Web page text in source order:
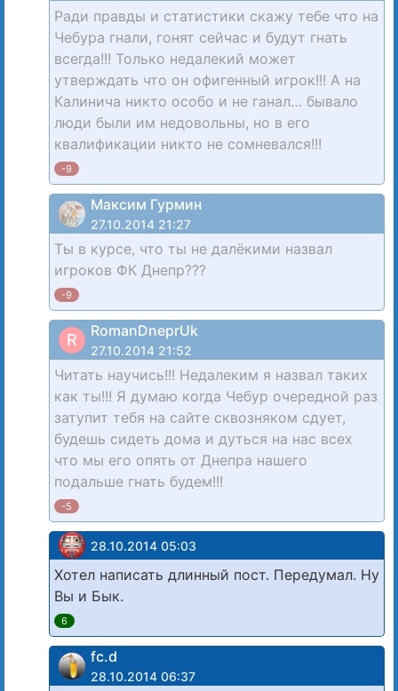
Ради правды и статистики скажу тебе что на
Чебура гнали, гонят сейчас и будут гнать
всегда!!! Только недалекий может
утверждать что он офигенный игрок!!! А на
Калинича никто особо и не ганал… бывало
люди были им недовольны, но в его
квалификации никто не сомневался!!!
-9
Максим Гурмин
27.10.2014 21:27
Ты в курсе, что ты не далёкими назвал
игроков ФК Днепр???
-9
R RomanDneprUk
27.10.2014 21:52
Читать научись!!! Недалеким я назвал таких
как ты!!! Я думаю когда Чебур очередной раз
затупит тебя на сайте сквозняком сдует,
будешь сидеть дома и дуться на нас всех
что мы его опять от Днепра нашего
подальше гнать будем!!!
-5
28.10.2014 05:03
Хотел написать длинный пост. Передумал. Ну
Вы и Бык.
6
fc.d
28.10.2014 06:37